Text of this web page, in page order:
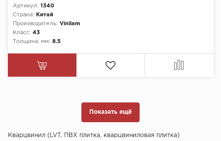
Артикул: 1340
Страна:
Китай
Производитель: Vinilam
Класс: 43
Толщина, мм: 8.5
Показать ещё
Кварцвинил (LVT, ПВХ плитка, кварцвиниловая плитка)